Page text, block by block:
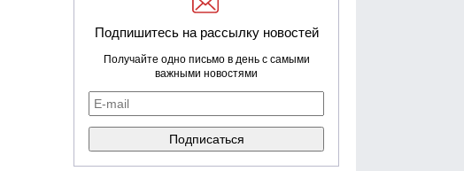
Подпишитесь на рассылку новостей
Получайте одно письмо в день с самыми
важными новостями